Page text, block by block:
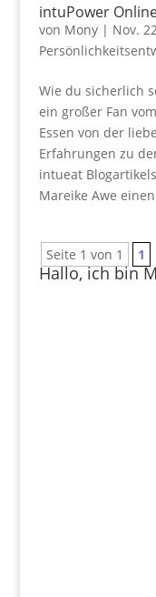
intuPower
von Mony| Nov.
Wie du sicherlich
ein großer Fan
Essen von der
Erfahrungen zu
intueat
Mareike Awe
Seite 1 von 1 1
Hallo, ich bin